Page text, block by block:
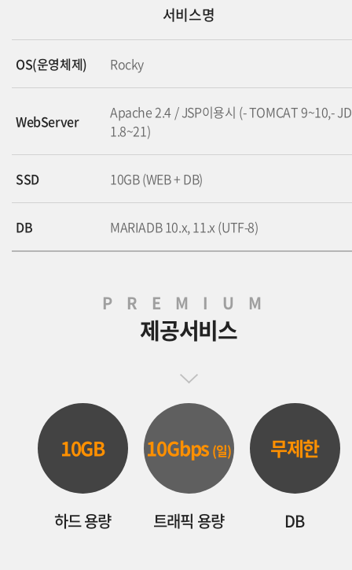
서비스명
OS(운영체제) Rocky
WebServer
Apache 2.4 / JSP이용시 (- TOMCAT 9~10,-
1.8~21)
SSD 10GB (WEB + DB)
DB MARIADB 10.x, 11.x (UTF-8)
PREMIUM
제공서비스
10GB
하드 용량
10Gbps (일)
트래픽 용량
무제한
DB